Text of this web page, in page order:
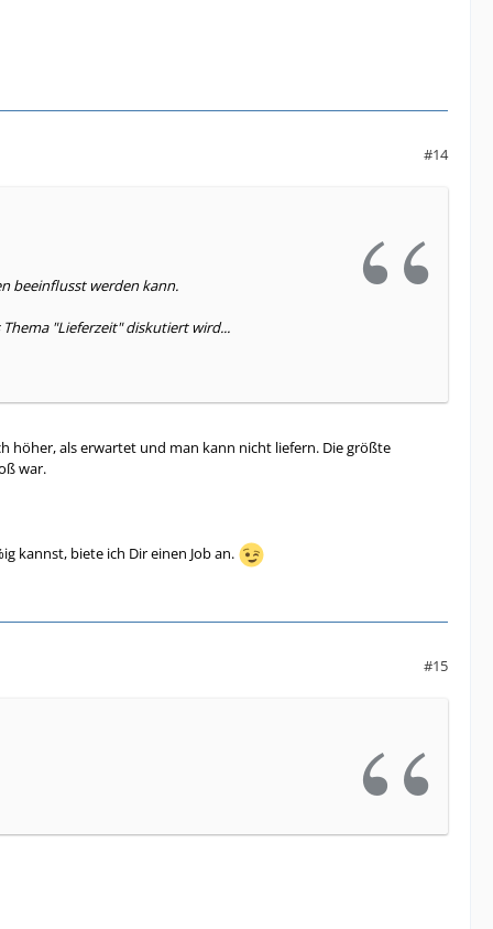
#14
beeinflusst werden kann.
"Lieferzeit" diskutiert wird...
höher, als erwartet und man kann nicht liefern. Die größte
war.
kannst, biete ich Dir einen Job an.
#15